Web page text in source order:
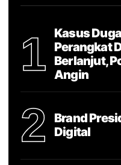
1
Kasus
Perangkat
Berlanjut,
Angin
2
Brand
Digital